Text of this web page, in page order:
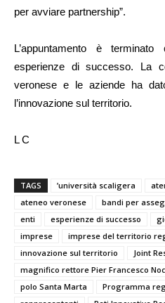
per avviare partnership”.
L’appuntamento è
esperienze di successo. La
veronese e le aziende ha
l’innovazione sul territorio.
L C
TAGS ’università scaligera
ateneo veronese
bandi per
enti
esperienze di successo
imprese
imprese del territorio
innovazione sul territorio
Joint
magnifico rettore Pier Francesco
polo Santa Marta
Programma